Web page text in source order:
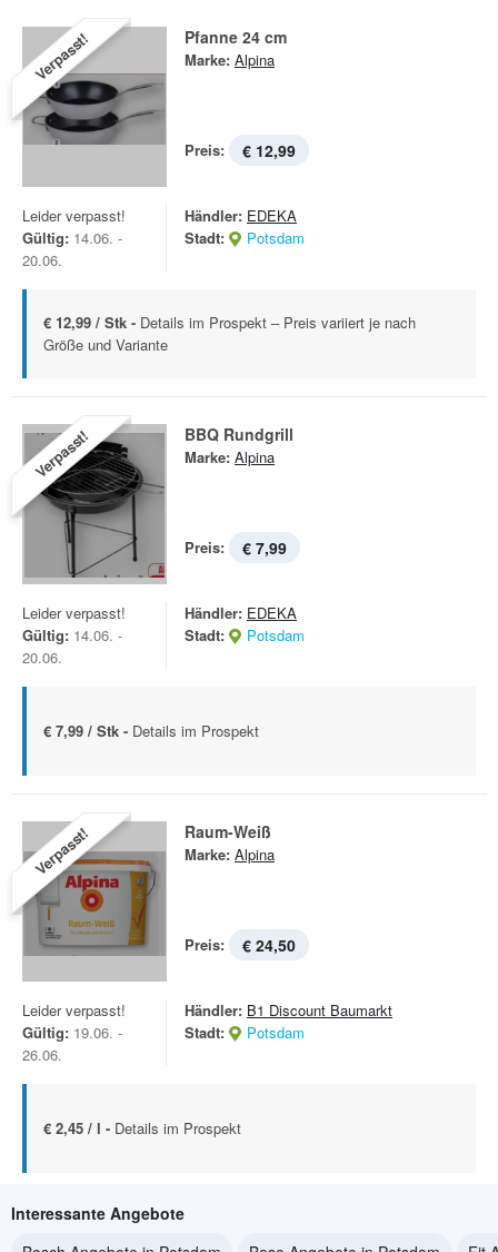
Verpasst! Pfanne 24 cm
Marke: Alpina
Preis: € 12,99
Leider verpasst!
Gültig: 14.06. -
20.06.
Händler: EDEKA
Stadt:
Potsdam
€ 12,99 / Stk - Details im Prospekt – Preis variiert je nach
Größe und Variante
Verpasst! BBQ Rundgrill
Marke: Alpina
Preis: € 7,99
Leider verpasst!
Gültig: 14.06. -
20.06.
Händler: EDEKA
Stadt:
Potsdam
€ 7,99 / Stk - Details im Prospekt
Verpasst! Raum-Weiß
Marke: Alpina
Preis: € 24,50
Leider verpasst!
Gültig: 19.06. -
26.06.
Händler: B1 Discount Baumarkt
Stadt:
Potsdam
€ 2,45 / l - Details im Prospekt
Interessante Angebote